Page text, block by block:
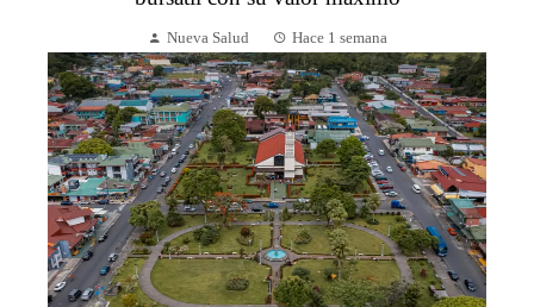
Nueva Salud Hace 1 semana